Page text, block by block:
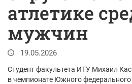
атлетике
мужчин
19.05.2026
Студент факультета ИТУ Михаил
в чемпионате Южного федерального